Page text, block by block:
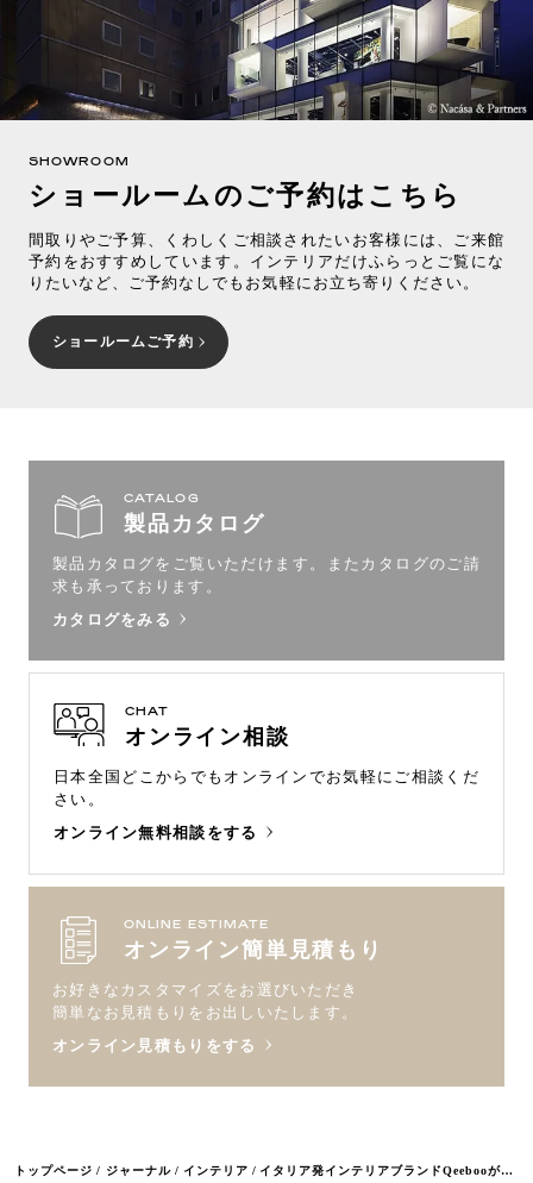
トップページ ジャーナル インテリア イタリア発インテリアブランドQeebooが高島屋に登場 2/25～3/17 全国5拠点で期間限定展示
SHOWROOM
ショールームのご予約はこちら
間取りやご予算、くわしくご相談されたいお客様には、ご来館
予約をおすすめしています。インテリアだけふらっとご覧にな
りたいなど、ご予約なしでもお気軽にお立ち寄りください。
ショールームご予約
CATALOG
製品カタログ
製品カタログをご覧いただけます。
またカタログのご請
求も承っております。
カタログをみる
CHAT
オンライン相談
日本全国どこからでもオンラインでお気軽にご相談くだ
さい。
オンライン無料相談をする
ONLINE ESTIMATE
オンライン簡単見積もり
お好きなカスタマイズをお選びいただき
簡単なお見積もりをお出しいたします。
オンライン見積もりをする